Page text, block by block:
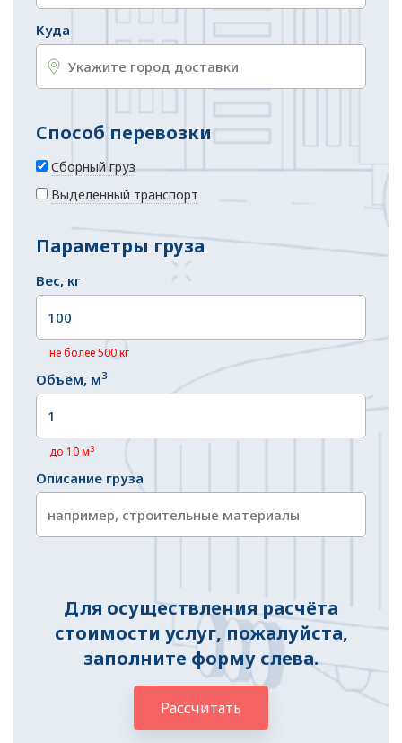
Куда
Способ перевозки
Сборный груз
Выделенный транспорт
Параметры груза
Вес, кг
не более 500 кг
Объём, м3
до 10 м3
Описание груза
Для осуществления расчёта
стоимости услуг, пожалуйста,
заполните форму слева.
Рассчитать